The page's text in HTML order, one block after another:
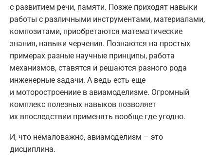
с развитием речи, памяти. Позже приходят навыки
работы с различными инструментами, материалами,
композитами, приобретаются математические
знания, навыки черчения. Познаются на простых
примерах разные научные принципы, работа
механизмов, ставятся и решаются разного рода
инженерные задачи. А ведь есть еще
и моторостроениие в авиамоделизме. Огромный
комплекс полезных навыков позволяет
их впоследствии применять вообще где угодно.
И, что немаловажно, авиамоделизм – это
дисциплина.